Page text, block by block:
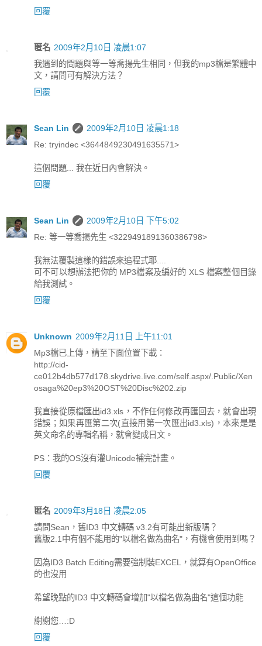
回覆
匿名 2009年2月10日 凌晨1:07
我遇到的問題與等一等喬揚先生相同，但我的mp3檔是繁體中
文，請問可有解決方法？
回覆
Sean Lin
2009年2月10日 凌晨1:18
Re: tryindec <3644849230491635571>
這個問題... 我在近日內會解決。
回覆
Sean Lin
2009年2月10日 下午5:02
Re: 等一等喬揚先生 <3229491891360386798>
我無法覆製這樣的錯誤來追程式耶....
可不可以想辦法把你的 MP3檔案及編好的 XLS 檔案整個目錄
給我測試。
回覆
Unknown 2009年2月11日 上午11:01
Mp3檔已上傳，請至下面位置下載：
http://cid-
ce012b4db577d178.skydrive.live.com/self.aspx/.Public/Xen
osaga%20ep3%20OST%20Disc%202.zip
我直接從原檔匯出id3.xls，不作任何修改再匯回去，就會出現
錯誤；如果再匯第二次(直接用第一次匯出id3.xls)，本來是是
英文命名的專輯名稱，就會變成日文。
PS：我的OS沒有灌Unicode補完計畫。
回覆
匿名 2009年3月18日 凌晨2:05
請問Sean，舊ID3 中文轉碼 v3.2有可能出新版嗎？
舊版2.1中有個不能用的"以檔名做為曲名"，有機會使用到嗎？
因為ID3 Batch Editing需要強制裝EXCEL，就算有OpenOffice
的也沒用
希望晚點的ID3 中文轉碼會增加"以檔名做為曲名"這個功能
謝謝您…:D
回覆